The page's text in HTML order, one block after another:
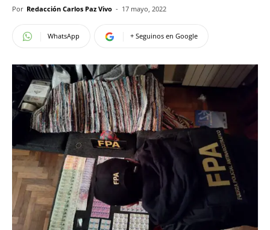
Por Redacción Carlos Paz Vivo - 17 mayo, 2022
WhatsApp + Seguinos en Google